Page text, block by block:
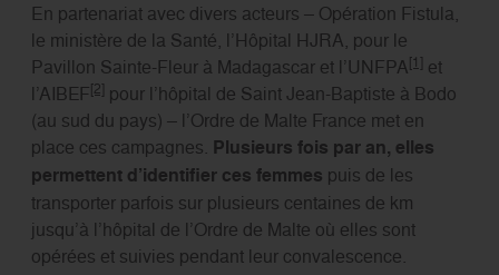
En partenariat avec divers acteurs – Opération Fistula,
le ministère de la Santé, l’Hôpital HJRA, pour le
Pavillon Sainte-Fleur à Madagascar et l’UNFPA[1] et
l’AIBEF[2] pour l’hôpital de Saint Jean-Baptiste à Bodo
(au sud du pays) – l’Ordre de Malte France met en
place ces campagnes. Plusieurs fois par an, elles
permettent d’identifier ces femmes puis de les
transporter parfois sur plusieurs centaines de km
jusqu’à l’hôpital de l’Ordre de Malte où elles sont
opérées et suivies pendant leur convalescence.